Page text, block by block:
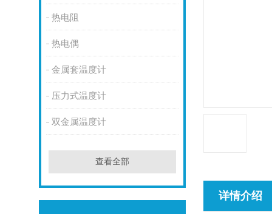
热电阻
热电偶
金属套温度计
压力式温度计
双金属温度计
查看全部
详情介绍